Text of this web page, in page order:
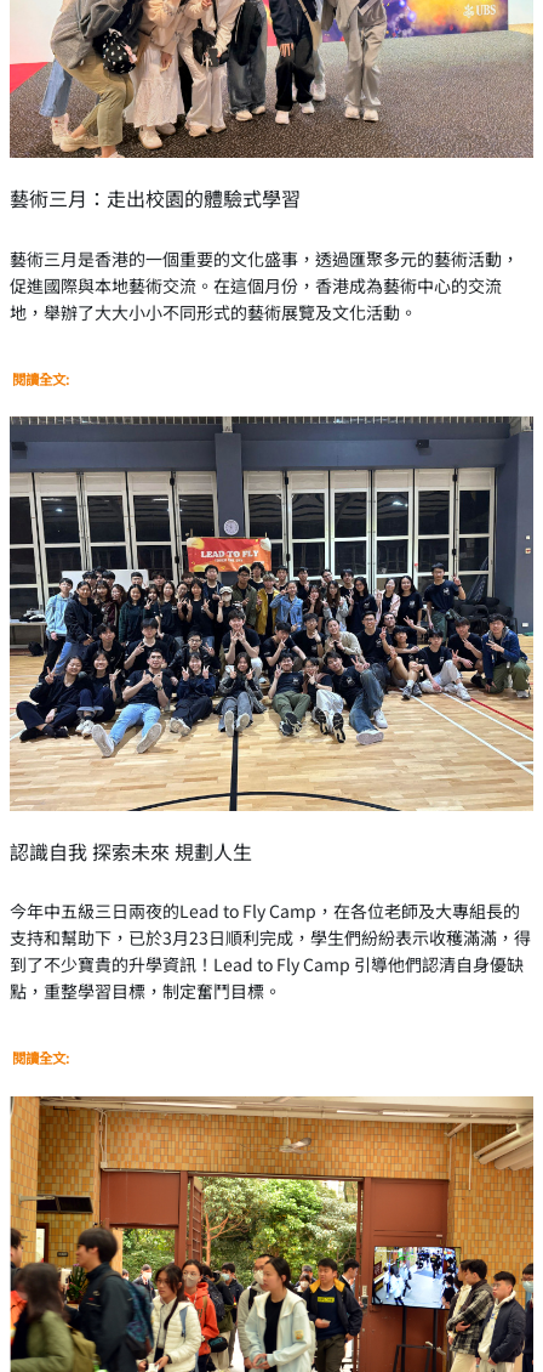
藝術三月：走出校園的體驗式學習
藝術三月是香港的一個重要的文化盛事，透過匯聚多元的藝術活動，
促進國際與本地藝術交流。在這個月份，香港成為藝術中心的交流
地，舉辦了大大小小不同形式的藝術展覽及文化活動。
閱讀全文:
認識自我 探索未來 規劃人生
今年中五級三日兩夜的Lead to Fly Camp，在各位老師及大專組長的
支持和幫助下，已於3月23日順利完成，學生們紛紛表示收穫滿滿，得
到了不少寶貴的升學資訊！Lead to Fly Camp 引導他們認清自身優缺
點，重整學習目標，制定奮鬥目標。
閱讀全文: